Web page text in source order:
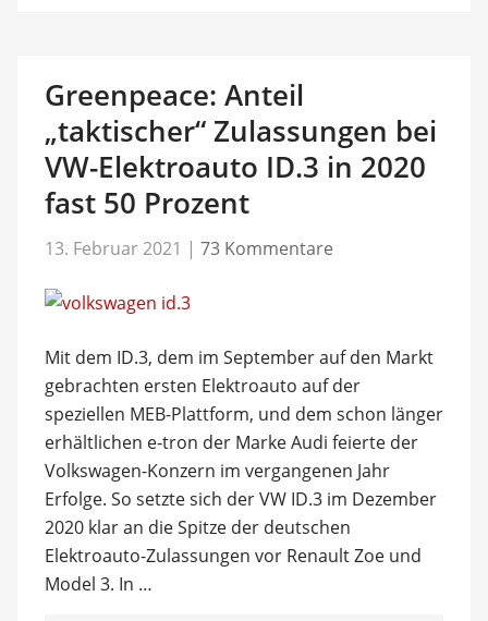
Greenpeace: Anteil
„taktischer“ Zulassungen bei
VW-Elektroauto ID.3 in 2020
fast 50 Prozent
13. Februar 2021 | 73 Kommentare
Mit dem ID.3, dem im September auf den Markt
gebrachten ersten Elektroauto auf der
speziellen MEB-Plattform, und dem schon länger
erhältlichen e-tron der Marke Audi feierte der
Volkswagen-Konzern im vergangenen Jahr
Erfolge. So setzte sich der VW ID.3 im Dezember
2020 klar an die Spitze der deutschen
Elektroauto-Zulassungen vor Renault Zoe und
Model 3. In …